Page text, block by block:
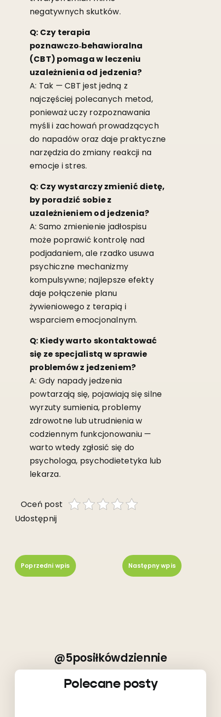
@5posiłkówdziennie
Polecane posty
negatywnych skutków.
Q: Czy terapia
poznawczo‑behawioralna
(CBT) pomaga w leczeniu
uzależnienia od jedzenia?
A: Tak — CBT jest jedną z
najczęściej polecanych metod,
ponieważ uczy rozpoznawania
myśli i zachowań prowadzących
do napadów oraz daje praktyczne
narzędzia do zmiany reakcji na
emocje i stres.
Q: Czy wystarczy zmienić dietę,
by poradzić sobie z
uzależnieniem od jedzenia?
A: Samo zmienienie jadłospisu
może poprawić kontrolę nad
podjadaniem, ale rzadko usuwa
psychiczne mechanizmy
kompulsywne; najlepsze efekty
daje połączenie planu
żywieniowego z terapią i
wsparciem emocjonalnym.
Q: Kiedy warto skontaktować
się ze specjalistą w sprawie
problemów z jedzeniem?
A: Gdy napady jedzenia
powtarzają się, pojawiają się silne
wyrzuty sumienia, problemy
zdrowotne lub utrudnienia w
codziennym funkcjonowaniu —
warto wtedy zgłosić się do
psychologa, psychodietetyka lub
lekarza.
Oceń post
Udostępnij
Poprzedni wpis Następny wpis